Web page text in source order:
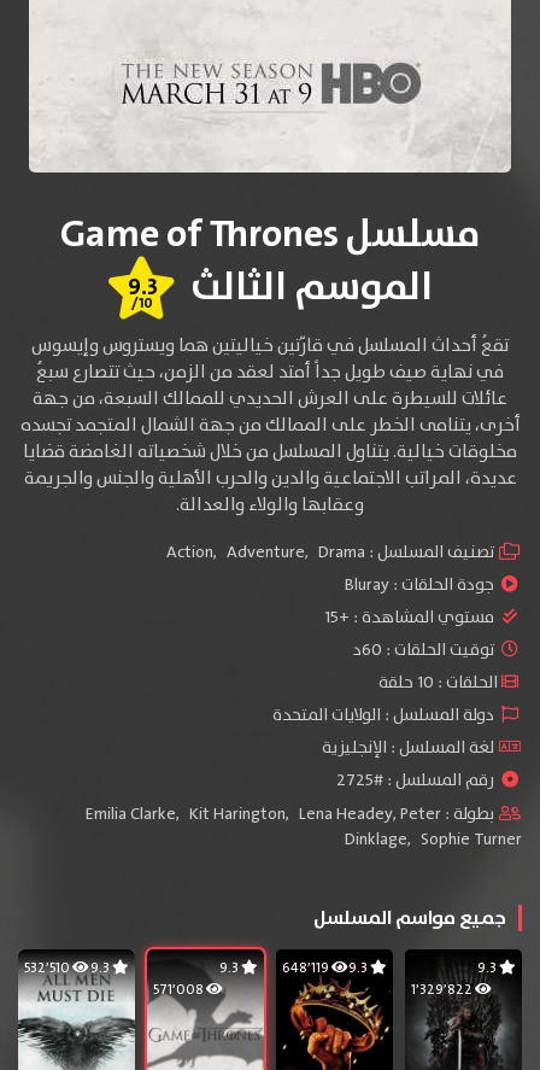
مسلسل Game of Thrones
الموسم الثالث
9.3
/10
تقعُ أحداث المسلسل في قارّتين خياليتين هما ويستروس وإيسوس
في نهاية صيف طويل جداً أمتد لعقد من الزمن، حيث تتصارع سبعُ
عائلات للسيطرة على العرش الحديدي للممالك السبعة، من جهة
أخرى، يتنامى الخطر على الممالك من جهة الشمال المتجمد تجسده
مخلوقات خيالية. يتناول المسلسل من خلال شخصياته الغامضة قضايا
عديدة، المراتب الاجتماعية والدين والحرب الأهلية والجنس والجريمة
وعقابها والولاء والعدالة.
تصنيف المسلسل : Action, Adventure, Drama
جودة الحلقات :Bluray
مستوي المشاهدة : +15
توقيت الحلقات : 60د
الحلقات : 10 حلقة
دولة المسلسل : الولايات المتحدة
لغة المسلسل : الإنجليزية
رقم المسلسل : #2725
بطولة :
Emilia Clarke, Kit Harington, Lena Headey,Peter
Dinklage, Sophie Turner
جميع مواسم المسلسل
1٬329٬822
9.3
9.3
9.3 532٬510